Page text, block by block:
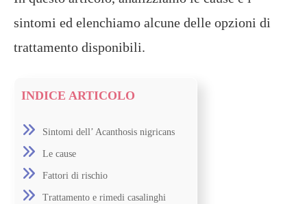
sintomi ed elenchiamo alcune delle opzioni di
trattamento disponibili.
INDICE ARTICOLO
Sintomi dell’ Acanthosis nigricans
Le cause
Fattori di rischio
Trattamento e rimedi casalinghi